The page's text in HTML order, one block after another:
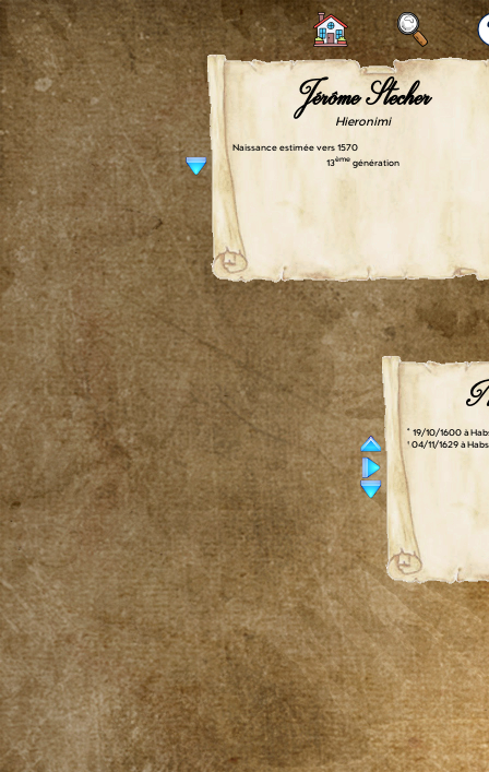
Jérôme Stecher
Hieronimi
Naissance estimée vers 1570
13èmegénération
° 19/10/1600 à
† 04/11/1629 à